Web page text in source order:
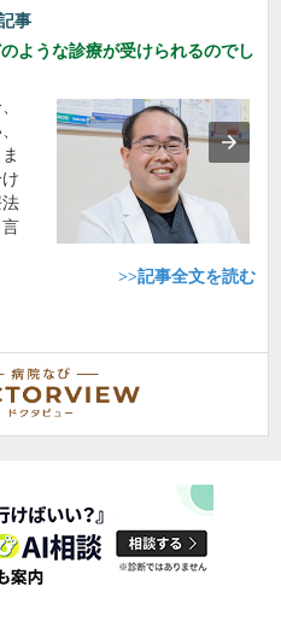
事
ような診療が受けられるのでし
>>記事全文を読む